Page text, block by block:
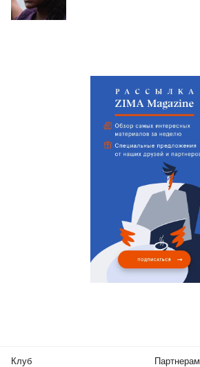
Клуб Партнерам